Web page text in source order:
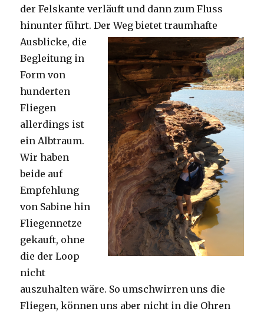
der Felskante verläuft und dann zum Fluss
hinunter führt. Der Weg bietet traumhafte
Ausblicke, die
Begleitung in
Form von
hunderten
Fliegen
allerdings ist
ein Albtraum.
Wir haben
beide auf
Empfehlung
von Sabine hin
Fliegennetze
gekauft, ohne
die der Loop
nicht
auszuhalten wäre. So umschwirren uns die
Fliegen, können uns aber nicht in die Ohren